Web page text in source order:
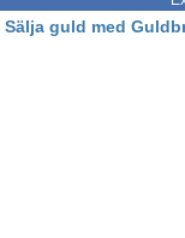
Sälja guld med